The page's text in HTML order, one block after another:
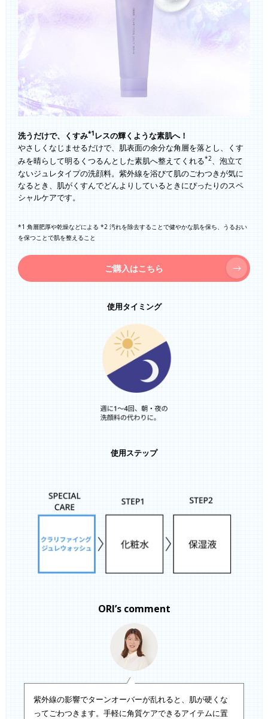
洗うだけで、くすみ*1 レスの輝くような素肌へ！
やさしくなじませるだけで、肌表面の余分な角層を落とし、くす
みを晴らして明るくつるんとした素肌へ整えてくれる*2、泡立て
ないジュレタイプの洗顔料。紫外線を浴びて肌のごわつきが気に
なるとき、肌がくすんでどんよりしているときにぴったりのスペ
シャルケアです。
*1 角層肥厚や乾燥などによる *2 汚れを除去することで健やかな肌を保ち、うるおい
を保つことで肌を整えること
ご購入はこちら
使用タイミング
使用ステップ
ORI’s comment
紫外線の影響でターンオーバーが乱れると、肌が硬くな
ってごわつきます。手軽に角質ケアできるアイテムに置